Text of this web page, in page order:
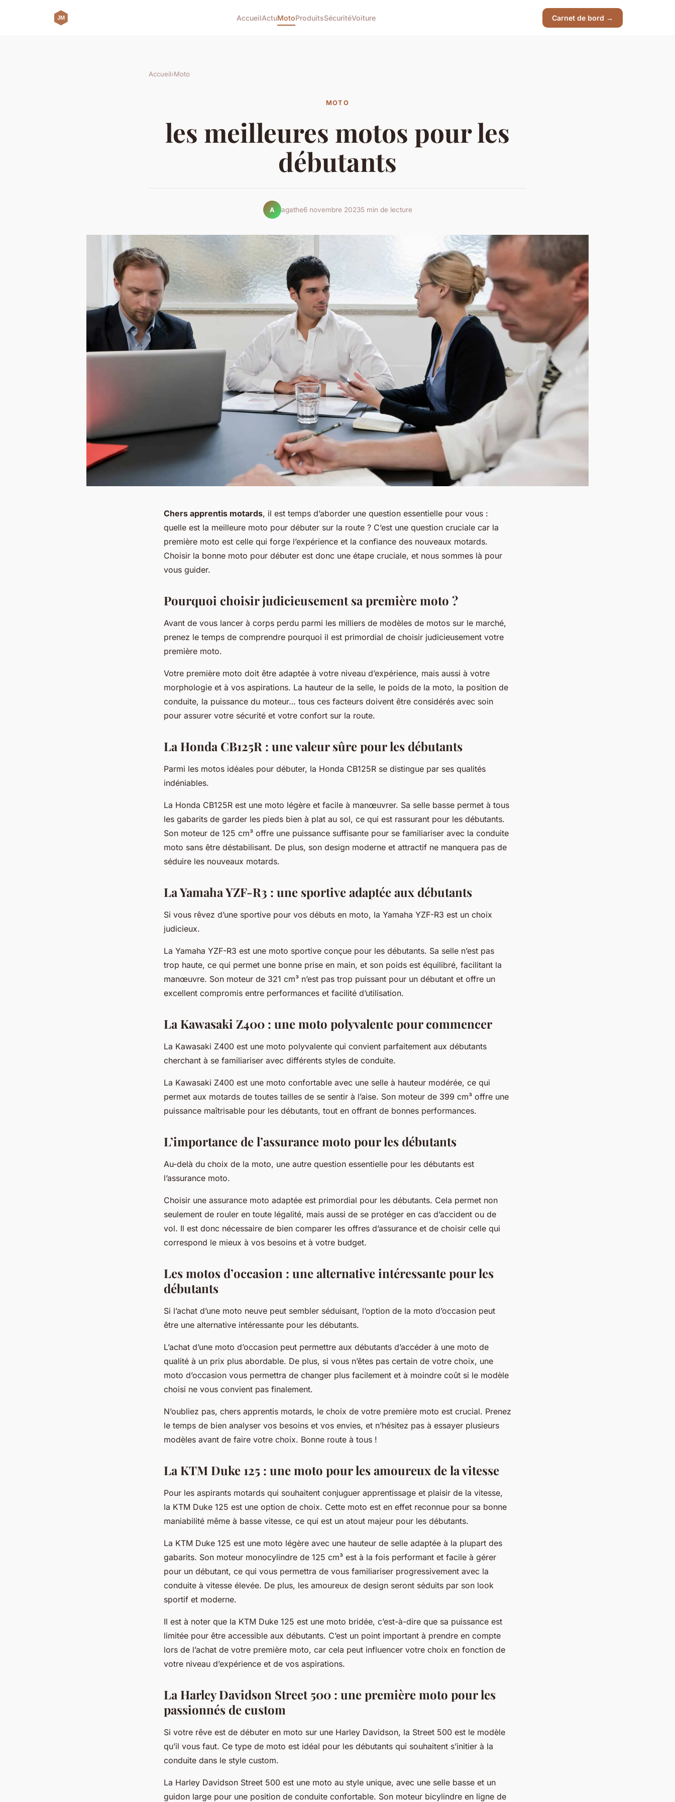
AccueilActuMotoProduitsSécuritéVoiture Carnet de bord →
Accueil›Moto
MOTO
les meilleures motos pour les
débutants
A agathe6 novembre 20235 min de lecture
Chers apprentis motards, il est temps d’aborder une question essentielle pour vous :
quelle est la meilleure moto pour débuter sur la route ? C’est une question cruciale car la
première moto est celle qui forge l’expérience et la confiance des nouveaux motards.
Choisir la bonne moto pour débuter est donc une étape cruciale, et nous sommes là pour
vous guider.
Pourquoi choisir judicieusement sa première moto ?
Avant de vous lancer à corps perdu parmi les milliers de modèles de motos sur le marché,
prenez le temps de comprendre pourquoi il est primordial de choisir judicieusement votre
première moto.
Votre première moto doit être adaptée à votre niveau d’expérience, mais aussi à votre
morphologie et à vos aspirations. La hauteur de la selle, le poids de la moto, la position de
conduite, la puissance du moteur… tous ces facteurs doivent être considérés avec soin
pour assurer votre sécurité et votre confort sur la route.
La Honda CB125R : une valeur sûre pour les débutants
Parmi les motos idéales pour débuter, la Honda CB125R se distingue par ses qualités
indéniables.
La Honda CB125R est une moto légère et facile à manœuvrer. Sa selle basse permet à tous
les gabarits de garder les pieds bien à plat au sol, ce qui est rassurant pour les débutants.
Son moteur de 125 cm³ offre une puissance suffisante pour se familiariser avec la conduite
moto sans être déstabilisant. De plus, son design moderne et attractif ne manquera pas de
séduire les nouveaux motards.
La Yamaha YZF-R3 : une sportive adaptée aux débutants
Si vous rêvez d’une sportive pour vos débuts en moto, la Yamaha YZF-R3 est un choix
judicieux.
La Yamaha YZF-R3 est une moto sportive conçue pour les débutants. Sa selle n’est pas
trop haute, ce qui permet une bonne prise en main, et son poids est équilibré, facilitant la
manœuvre. Son moteur de 321 cm³ n’est pas trop puissant pour un débutant et offre un
excellent compromis entre performances et facilité d’utilisation.
La Kawasaki Z400 : une moto polyvalente pour commencer
La Kawasaki Z400 est une moto polyvalente qui convient parfaitement aux débutants
cherchant à se familiariser avec différents styles de conduite.
La Kawasaki Z400 est une moto confortable avec une selle à hauteur modérée, ce qui
permet aux motards de toutes tailles de se sentir à l’aise. Son moteur de 399 cm³ offre une
puissance maîtrisable pour les débutants, tout en offrant de bonnes performances.
L’importance de l’assurance moto pour les débutants
Au-delà du choix de la moto, une autre question essentielle pour les débutants est
l’assurance moto.
Choisir une assurance moto adaptée est primordial pour les débutants. Cela permet non
seulement de rouler en toute légalité, mais aussi de se protéger en cas d’accident ou de
vol. Il est donc nécessaire de bien comparer les offres d’assurance et de choisir celle qui
correspond le mieux à vos besoins et à votre budget.
Les motos d’occasion : une alternative intéressante pour les
débutants
Si l’achat d’une moto neuve peut sembler séduisant, l’option de la moto d’occasion peut
être une alternative intéressante pour les débutants.
L’achat d’une moto d’occasion peut permettre aux débutants d’accéder à une moto de
qualité à un prix plus abordable. De plus, si vous n’êtes pas certain de votre choix, une
moto d’occasion vous permettra de changer plus facilement et à moindre coût si le modèle
choisi ne vous convient pas finalement.
N’oubliez pas, chers apprentis motards, le choix de votre première moto est crucial. Prenez
le temps de bien analyser vos besoins et vos envies, et n’hésitez pas à essayer plusieurs
modèles avant de faire votre choix. Bonne route à tous !
La KTM Duke 125 : une moto pour les amoureux de la vitesse
Pour les aspirants motards qui souhaitent conjuguer apprentissage et plaisir de la vitesse,
la KTM Duke 125 est une option de choix. Cette moto est en effet reconnue pour sa bonne
maniabilité même à basse vitesse, ce qui est un atout majeur pour les débutants.
La KTM Duke 125 est une moto légère avec une hauteur de selle adaptée à la plupart des
gabarits. Son moteur monocylindre de 125 cm³ est à la fois performant et facile à gérer
pour un débutant, ce qui vous permettra de vous familiariser progressivement avec la
conduite à vitesse élevée. De plus, les amoureux de design seront séduits par son look
sportif et moderne.
Il est à noter que la KTM Duke 125 est une moto bridée, c’est-à-dire que sa puissance est
limitée pour être accessible aux débutants. C’est un point important à prendre en compte
lors de l’achat de votre première moto, car cela peut influencer votre choix en fonction de
votre niveau d’expérience et de vos aspirations.
La Harley Davidson Street 500 : une première moto pour les
passionnés de custom
Si votre rêve est de débuter en moto sur une Harley Davidson, la Street 500 est le modèle
qu’il vous faut. Ce type de moto est idéal pour les débutants qui souhaitent s’initier à la
conduite dans le style custom.
La Harley Davidson Street 500 est une moto au style unique, avec une selle basse et un
guidon large pour une position de conduite confortable. Son moteur bicylindre en ligne de